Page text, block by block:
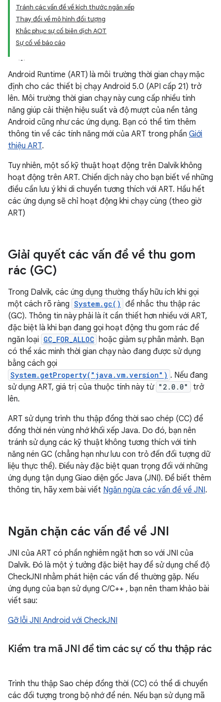
Tránh các vấn đề về kích thước ngăn xếp
Thay đổi về mô hình đối tượng
Khắc phục sự cố biên dịch AOT
Sự cố về báo cáo
Android Runtime (ART) là môi trường thời gian chạy mặc
định cho các thiết bị chạy Android 5.0 (API cấp 21) trở
lên. Môi trường thời gian chạy này cung cấp nhiều tính
năng giúp cải thiện hiệu suất và độ mượt của nền tảng
Android cũng như các ứng dụng. Bạn có thể tìm thêm
thông tin về các tính năng mới của ART trong phần Giới
thiệu ART.
Tuy nhiên, một số kỹ thuật hoạt động trên Dalvik không
hoạt động trên ART. Chiến dịch này cho bạn biết về những
điều cần lưu ý khi di chuyển tương thích với ART. Hầu hết
các ứng dụng sẽ chỉ hoạt động khi chạy cùng (theo giờ
ART)
Giải quyết các vấn đề về thu gom
rác (GC)
Trong Dalvik, các ứng dụng thường thấy hữu ích khi gọi
một cách rõ ràng System.gc() để nhắc thu thập rác
(GC). Thông tin này phải là ít cần thiết hơn nhiều với ART,
đặc biệt là khi bạn đang gọi hoạt động thu gom rác để
ngăn loại GC_FOR_ALLOC hoặc giảm sự phân mảnh. Bạn
có thể xác minh thời gian chạy nào đang được sử dụng
bằng cách gọi
System.getProperty("java.vm.version") . Nếu đang
sử dụng ART, giá trị của thuộc tính này từ "2.0.0"
trở
lên.
ART sử dụng trình thu thập đồng thời sao chép (CC) để
đồng thời nén vùng nhớ khối xếp Java. Do đó, bạn nên
tránh sử dụng các kỹ thuật không tương thích với tính
năng nén GC (chẳng hạn như lưu con trỏ đến đối tượng dữ
liệu thực thể). Điều này đặc biệt quan trọng đối với những
ứng dụng tận dụng Giao diện gốc Java (JNI). Để biết thêm
thông tin, hãy xem bài viết Ngăn ngừa các vấn đề về JNI.
Ngăn chặn các vấn đề về JNI
JNI của ART có phần nghiêm ngặt hơn so với JNI của
Dalvik. Đó là một ý tưởng đặc biệt hay để sử dụng chế độ
CheckJNI nhằm phát hiện các vấn đề thường gặp. Nếu
ứng dụng của bạn sử dụng C/C++ , bạn nên tham khảo bài
viết sau:
Gỡ lỗi JNI Android với CheckJNI
Kiểm tra mã JNI để tìm các sự cố thu thập rác
Trình thu thập Sao chép đồng thời (CC) có thể di chuyển
các đối tượng trong bộ nhớ để nén. Nếu bạn sử dụng mã